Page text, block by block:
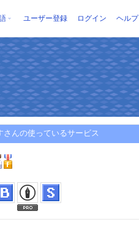
ユーザー登録 ログイン ヘルプ
さんの使っているサービス